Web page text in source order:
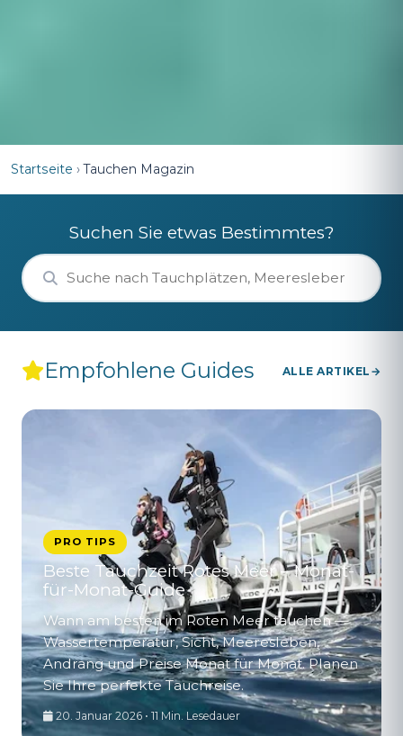
Startseite › Tauchen Magazin
Suchen Sie etwas Bestimmtes?
Empfohlene Guides ALLE ARTIKEL
PRO TIPS
Beste Tauchzeit Rotes Meer – Monat-
für-Monat-Guide
Wann am besten im Roten Meer tauchen —
Wassertemperatur, Sicht, Meeresleben,
Andrang und Preise Monat für Monat. Planen
Sie Ihre perfekte Tauchreise.
20. Januar 2026 • 11 Min. Lesedauer